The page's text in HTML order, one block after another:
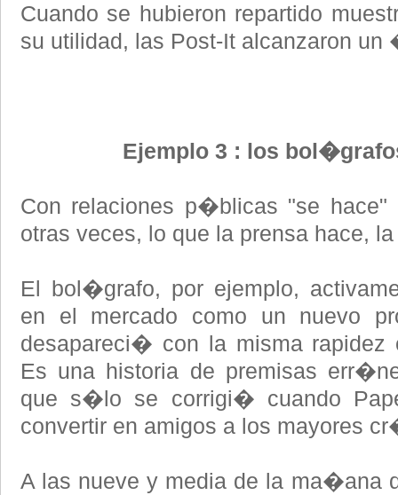
Cuando se hubieron repartido
su utilidad, las Post-It alcanzaron un
Ejemplo 3 : los
Con relaciones p�blicas "se hace"
otras veces, lo que la prensa hace,
El bol�grafo, por ejemplo,
en el mercado como un nuevo
desapareci� con la misma rapidez
Es una historia de premisas
que s�lo se corrigi� cuando
convertir en amigos a los mayores
A las nueve y media de la ma�ana